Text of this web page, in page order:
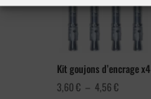
Kit goujons d’encrage x4
3,60€ – 4,56€Plage